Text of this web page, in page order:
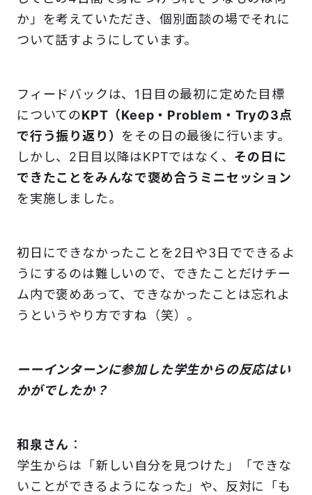
か」を考えていただき、個別面談の場でそれに
ついて話すようにしています。
フィードバックは、1日目の最初に定めた目標
についてのKPT（Keep・Problem・Tryの3点
で行う振り返り） をその日の最後に行います。
しかし、2日目以降はKPTではなく、 その日に
できたことをみんなで褒め合うミニセッション
を実施しました。
初日にできなかったことを2日や3日でできるよ
うにするのは難しいので、できたことだけチー
ム内で褒めあって、できなかったことは忘れよ
うというやり方ですね（笑）。
ーーインターンに参加した学生からの反応はい
かがでしたか？
和泉さん ：
学生からは「新しい自分を見つけた」「できな
いことができるようになった」や、反対に「も